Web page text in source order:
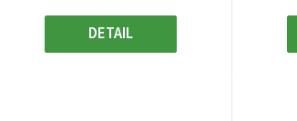
DETAIL